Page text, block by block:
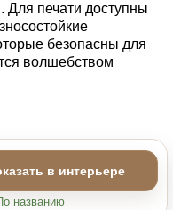
Для печати доступны
безопасны для
волшебством
в интерьере
названию